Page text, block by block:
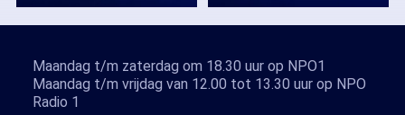
Maandag t/m zaterdag om 18.30 uur op NPO1
Maandag t/m vrijdag van 12.00 tot 13.30 uur op NPO
Radio 1